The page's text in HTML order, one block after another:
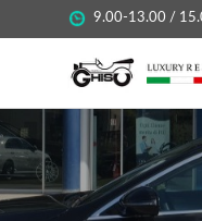
9.00-13.00 /